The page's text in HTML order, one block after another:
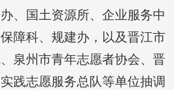
、国土资源所、企业服务中
障科、规建办，以及晋江市
泉州市青年志愿者协会、晋
践志愿服务总队等单位抽调